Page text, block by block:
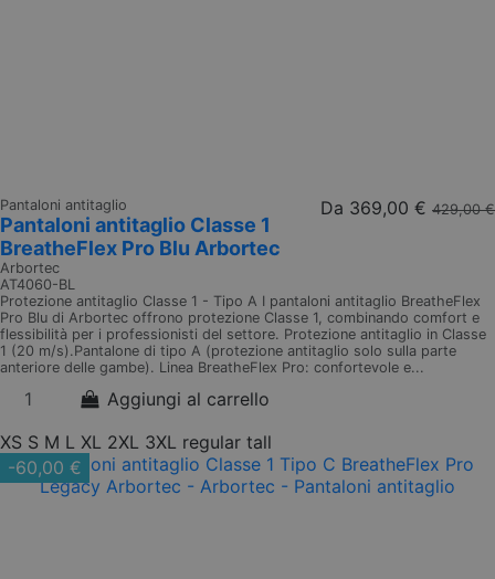
Pantaloni antitaglio
Pantaloni antitaglio Classe 1
BreatheFlex Pro Blu Arbortec
Arbortec
AT4060-BL
Da 369,00 € 429,00 €
Protezione antitaglio Classe 1 - Tipo A I pantaloni antitaglio BreatheFlex
Pro Blu di Arbortec offrono protezione Classe 1, combinando comfort e
flessibilità per i professionisti del settore. Protezione antitaglio in Classe
1 (20 m/s).Pantalone di tipo A (protezione antitaglio solo sulla parte
anteriore delle gambe). Linea BreatheFlex Pro: confortevole e...
Aggiungi al carrello
XS S M L XL 2XL 3XL regular tall
-60,00 €